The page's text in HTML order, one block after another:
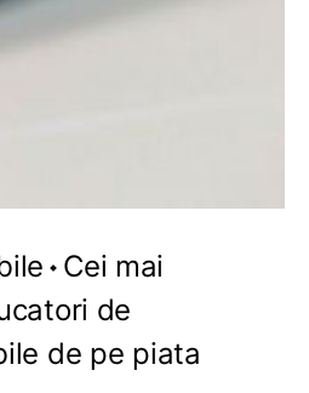
Cei mai
de
de pe piata